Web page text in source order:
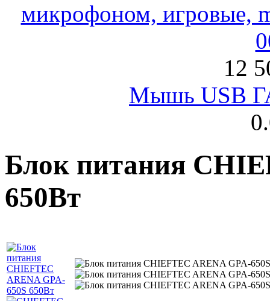
микрофоном, игровые,
12
Мышь USB
Блок питания
650Вт